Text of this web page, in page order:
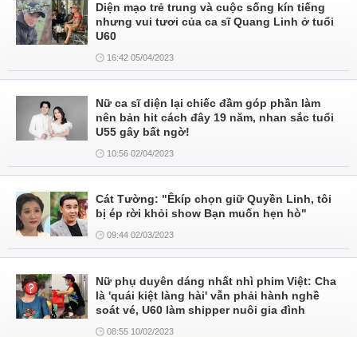
Diện mạo trẻ trung và cuộc sống kín tiếng
nhưng vui tươi của ca sĩ Quang Linh ở tuổi
U60
16:42 05/04/2023
Nữ ca sĩ diện lại chiếc đầm góp phần làm
nên bản hit cách đây 19 năm, nhan sắc tuổi
U55 gây bất ngờ!
10:56 02/04/2023
Cát Tường: "Êkíp chọn giữ Quyền Linh, tôi
bị ép rời khỏi show Bạn muốn hẹn hò"
09:44 02/03/2023
Nữ phụ duyên dáng nhất nhì phim Việt: Cha
là 'quái kiệt làng hài' vẫn phải hành nghề
soát vé, U60 làm shipper nuôi gia đình
08:55 10/02/2023